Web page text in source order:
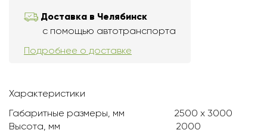
Доставка в Челябинск
с помощью автотранспорта
Подробнее о доставке
Характеристики
Габаритные размеры, мм
2500 х 3000
Высота, мм
2000